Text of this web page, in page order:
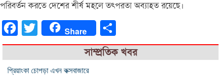
পরিবর্তন করতে দেশের শীর্ষ মহলে তৎপরতা অব্যাহত রয়েছে।
FacebookTwitter Share
সাম্প্রতিক খবর
প্রিয়াংকা চোপড়া এখন কক্সবাজারে